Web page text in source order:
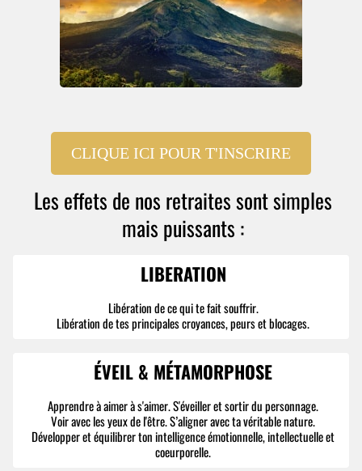
CLIQUE ICI POUR T'INSCRIRE
Les effets de nos retraites sont simples
mais puissants :
LIBERATION
Libération de ce qui te fait souffrir.
Libération de tes principales croyances, peurs et blocages.
ÉVEIL & MÉTAMORPHOSE
Apprendre à aimer à s'aimer. S'éveiller et sortir du personnage.
Voir avec les yeux de l'être. S’aligner avec ta véritable nature.
Développer et équilibrer ton intelligence émotionnelle, intellectuelle et
coeurporelle.